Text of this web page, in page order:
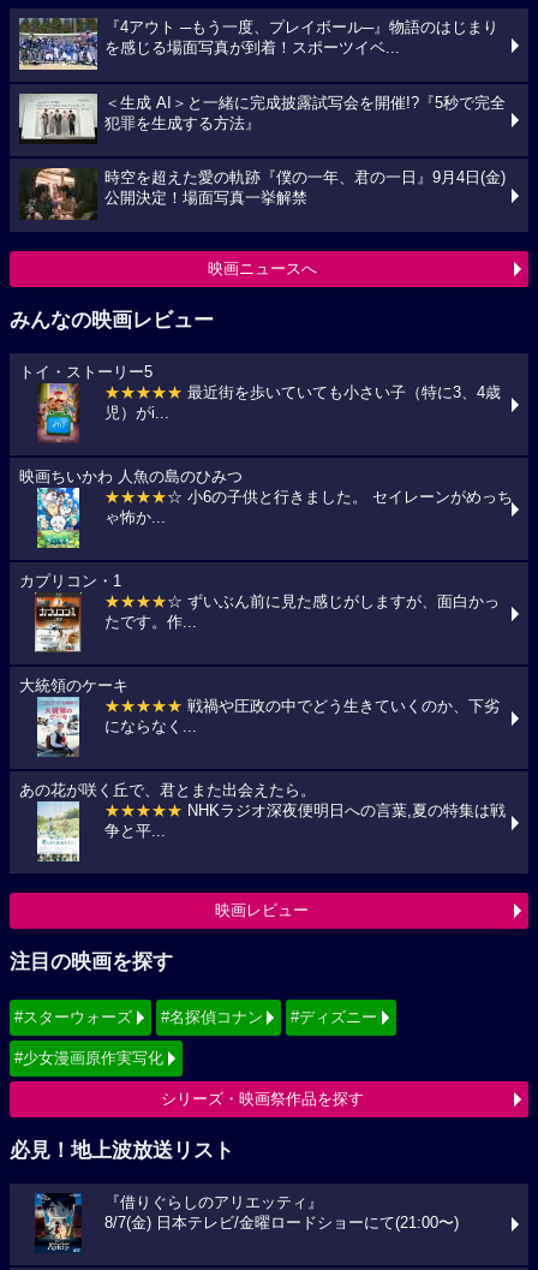
『4アウト ─もう一度、プレイボール─』物語のはじまり
を感じる場面写真が到着！スポーツイベ...
＜生成 AI＞と一緒に完成披露試写会を開催!?『5秒で完全
犯罪を生成する方法』
時空を超えた愛の軌跡『僕の一年、君の一日』9月4日(金)
公開決定！場面写真一挙解禁
映画ニュースへ
みんなの映画レビュー
トイ・ストーリー5
★★★★★ 最近街を歩いていても小さい子（特に3、4歳
児）がi...
映画ちいかわ 人魚の島のひみつ
★★★★☆ 小6の子供と行きました。 セイレーンがめっち
ゃ怖か...
カプリコン・1
★★★★☆ ずいぶん前に見た感じがしますが、面白かっ
たです。作...
大統領のケーキ
★★★★★ 戦禍や圧政の中でどう生きていくのか、下劣
にならなく...
あの花が咲く丘で、君とまた出会えたら。
★★★★★ NHKラジオ深夜便明日への言葉,夏の特集は戦
争と平...
映画レビュー
注目の映画を探す
#スターウォーズ #名探偵コナン #ディズニー
#少女漫画原作実写化
シリーズ・映画祭作品を探す
必見！地上波放送リスト
『借りぐらしのアリエッティ』
8/7(金) 日本テレビ/金曜ロードショーにて(21:00〜)